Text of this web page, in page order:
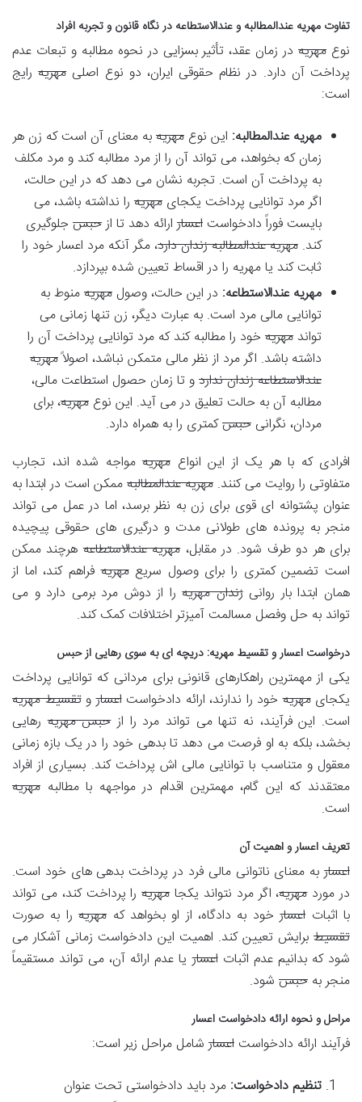
تفاوت مهریه عندالمطالبه و عندالاستطاعه در نگاه قانون و تجربه افراد
نوع مهریهدر زمان عقد، تأثیر بسزایی در نحوه مطالبه و تبعات عدم
پرداخت آن دارد. در نظام حقوقی ایران، دو نوع اصلیمهریهرایج
است:
مهریه عندالمطالبه: این نوع مهریهبه معنای آن است که زن هر
زمان که بخواهد، می تواند آن را از مرد مطالبه کند و مرد مکلف
به پرداخت آن است. تجربه نشان می دهد که در این حالت،
اگر مرد توانایی پرداخت یکجای مهریه را نداشته باشد، می
بایست فوراً دادخواست اعسارارائه دهد تا ازحبس جلوگیری
کند. مهریه عندالمطالبه زندان دارد، مگر آنکه مرد اعسار خود را
ثابت کند یا مهریه را در اقساط تعیین شده بپردازد.
مهریه عندالاستطاعه: در این حالت، وصول مهریهمنوط به
توانایی مالی مرد است. به عبارت دیگر، زن تنها زمانی می
تواند مهریه خود را مطالبه کند که مرد توانایی پرداخت آن را
داشته باشد. اگر مرد از نظر مالی متمکن نباشد، اصولاًمهریه
عندالاستطاعه زندان نداردو تا زمان حصول استطاعت مالی،
مطالبه آن به حالت تعلیق در می آید. این نوع مهریه، برای
مردان، نگرانی حبسکمتری را به همراه دارد.
افرادی که با هر یک از این انواع مهریه مواجه شده اند، تجارب
متفاوتی را روایت می کنند. مهریه عندالمطالبهممکن است در ابتدا به
عنوان پشتوانه ای قوی برای زن به نظر برسد، اما در عمل می تواند
منجر به پرونده های طولانی مدت و درگیری های حقوقی پیچیده
برای هر دو طرف شود. در مقابل،مهریه عندالاستطاعههرچند ممکن
است تضمین کمتری را برای وصول سریعمهریهفراهم کند، اما از
همان ابتدا بار روانیزندان مهریهرا از دوش مرد برمی دارد و می
تواند به حل وفصل مسالمت آمیزتر اختلافات کمک کند.
درخواست اعسار و تقسیط مهریه: دریچه ای به سوی رهایی از حبس
یکی از مهمترین راهکارهای قانونی برای مردانی که توانایی پرداخت
یکجایمهریهخود را ندارند، ارائه دادخواستاعساروتقسیط مهریه
است. این فرآیند، نه تنها می تواند مرد را ازحبس مهریهرهایی
بخشد، بلکه به او فرصت می دهد تا بدهی خود را در یک بازه زمانی
معقول و متناسب با توانایی مالی اش پرداخت کند. بسیاری از افراد
معتقدند که این گام، مهمترین اقدام در مواجهه با مطالبه مهریه
است.
تعریف اعسار و اهمیت آن
اعساربه معنای ناتوانی مالی فرد در پرداخت بدهی های خود است.
در موردمهریه، اگر مرد نتواند یکجامهریهرا پرداخت کند، می تواند
با اثباتاعسارخود به دادگاه، از او بخواهد کهمهریهرا به صورت
تقسیط برایش تعیین کند. اهمیت این دادخواست زمانی آشکار می
شود که بدانیم عدم اثباتاعساریا عدم ارائه آن، می تواند مستقیماً
منجر به حبس شود.
مراحل و نحوه ارائه دادخواست اعسار
فرآیند ارائه دادخواست اعسارشامل مراحل زیر است:
تنظیم دادخواست: مرد باید دادخواستی تحت عنوان